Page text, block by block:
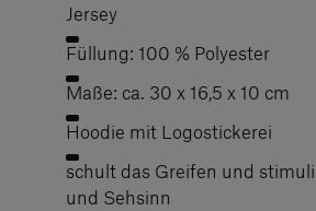
Jersey
Füllung: 100 % Polyester
Maße: ca. 30 x 16,5 x 10 cm
Hoodie mit Logostickerei
schult das Greifen und
und Sehsinn